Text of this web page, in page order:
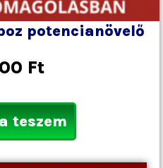
potencianövelő
Ft
teszem